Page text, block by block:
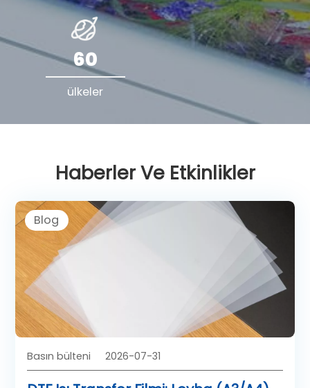
60
ülkeler
Haberler Ve Etkinlikler
Blog
Basın bülteni 2026-07-31